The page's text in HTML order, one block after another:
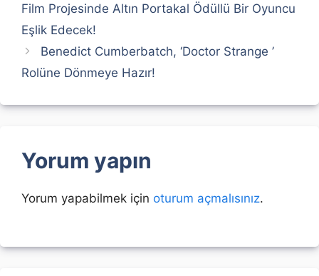
Film Projesinde Altın Portakal Ödüllü Bir Oyuncu
Eşlik Edecek!
Benedict Cumberbatch, ‘Doctor Strange ’
Rolüne Dönmeye Hazır!
Yorum yapın
Yorum yapabilmek için oturum açmalısınız.